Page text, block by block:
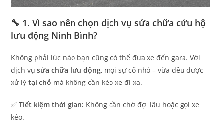
🔧 1. Vì sao nên chọn dịch vụ sửa chữa cứu hộ
lưu động Ninh Bình?
Không phải lúc nào bạn cũng có thể đưa xe đến gara. Với
dịch vụsửa chữa lưu động, mọi sự cố nhỏ – vừa đều được
xử lýtại chỗ mà không cần kéo xe đi xa.
✅Tiết kiệm thời gian: Không cần chờ đợi lâu hoặc gọi xe
kéo.